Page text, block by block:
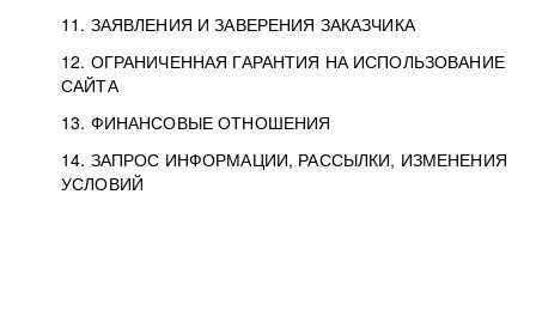
11. ЗАЯВЛЕНИЯ И ЗАВЕРЕНИЯ ЗАКАЗЧИКА
12. ОГРАНИЧЕННАЯ ГАРАНТИЯ НА ИСПОЛЬЗОВАНИЕ
САЙТА
13. ФИНАНСОВЫЕ ОТНОШЕНИЯ
14. ЗАПРОС ИНФОРМАЦИИ, РАССЫЛКИ, ИЗМЕНЕНИЯ
УСЛОВИЙ